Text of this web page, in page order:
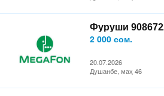
Фуруши
2 000 сом.
20.07.2026
Душанбе, маҳ 46